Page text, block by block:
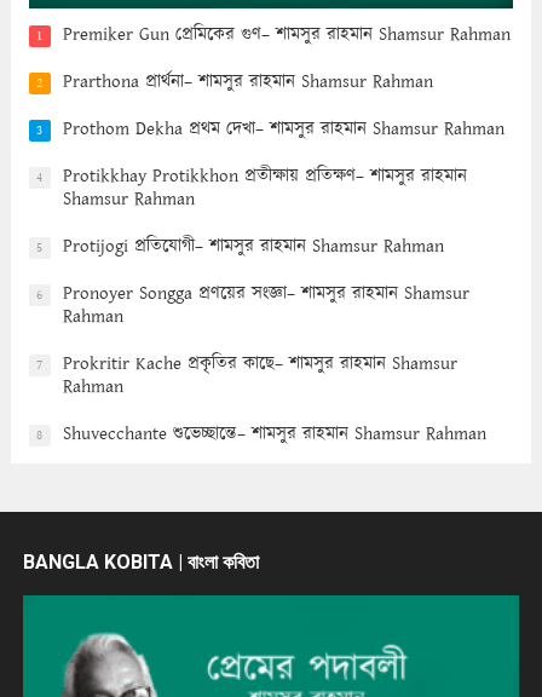
1 Premiker Gun প্রেমিকের গুণ– শামসুর রাহমান Shamsur Rahman
2 Prarthona প্রার্থনা– শামসুর রাহমান Shamsur Rahman
3 Prothom Dekha প্রথম দেখা– শামসুর রাহমান Shamsur Rahman
4
Protikkhay Protikkhon প্রতীক্ষায় প্রতিক্ষণ– শামসুর রাহমান
Shamsur Rahman
5 Protijogi প্রতিযোগী– শামসুর রাহমান Shamsur Rahman
6
Pronoyer Songga প্রণয়ের সংজ্ঞা– শামসুর রাহমান Shamsur
Rahman
7
Prokritir Kache প্রকৃতির কাছে– শামসুর রাহমান Shamsur
Rahman
8 Shuvecchante শুভেচ্ছান্তে– শামসুর রাহমান Shamsur Rahman
BANGLA KOBITA | বাংলা কবিতা